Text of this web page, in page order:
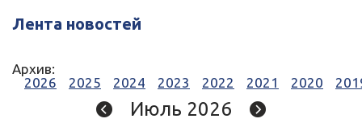
Лента новостей
Архив:
2026
2025 2024 2023 2022 2021 2020
Июль 2026